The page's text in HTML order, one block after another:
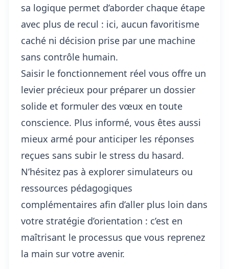
sa logique permet d’aborder chaque étape
avec plus de recul : ici, aucun favoritisme
caché ni décision prise par une machine
sans contrôle humain.
Saisir le fonctionnement réel vous offre un
levier précieux pour préparer un dossier
solide et formuler des vœux en toute
conscience. Plus informé, vous êtes aussi
mieux armé pour anticiper les réponses
reçues sans subir le stress du hasard.
N’hésitez pas à explorer simulateurs ou
ressources pédagogiques
complémentaires afin d’aller plus loin dans
votre stratégie d’orientation : c’est en
maîtrisant le processus que vous reprenez
la main sur votre avenir.